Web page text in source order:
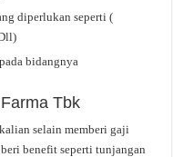
diperlukan seperti (
bidangnya
Tbk
selain memberi gaji
benefit seperti tunjangan